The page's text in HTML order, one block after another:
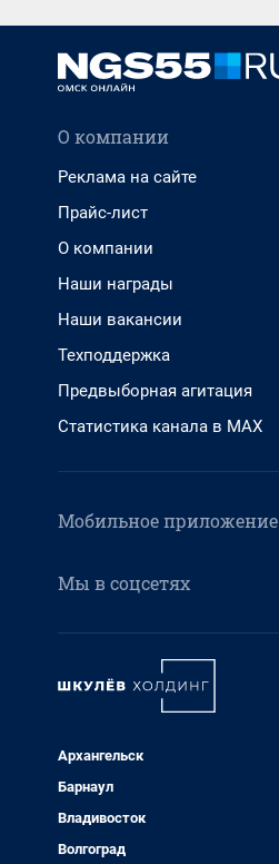
О компании
Реклама на сайте
Прайс-лист
О компании
Наши награды
Наши вакансии
Техподдержка
Предвыборная агитация
Статистика канала в MAX
Мобильное приложение
Мы в соцсетях
Архангельск
Барнаул
Владивосток
Волгоград